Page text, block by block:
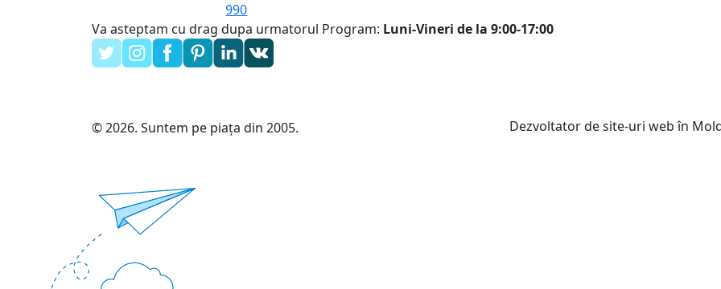
990
Va asteptam cu drag dupa urmatorul Program: Luni-Vineri de la 9:00-17:00
© 2026. Suntem pe piața din 2005. Dezvoltator de site-uri web în